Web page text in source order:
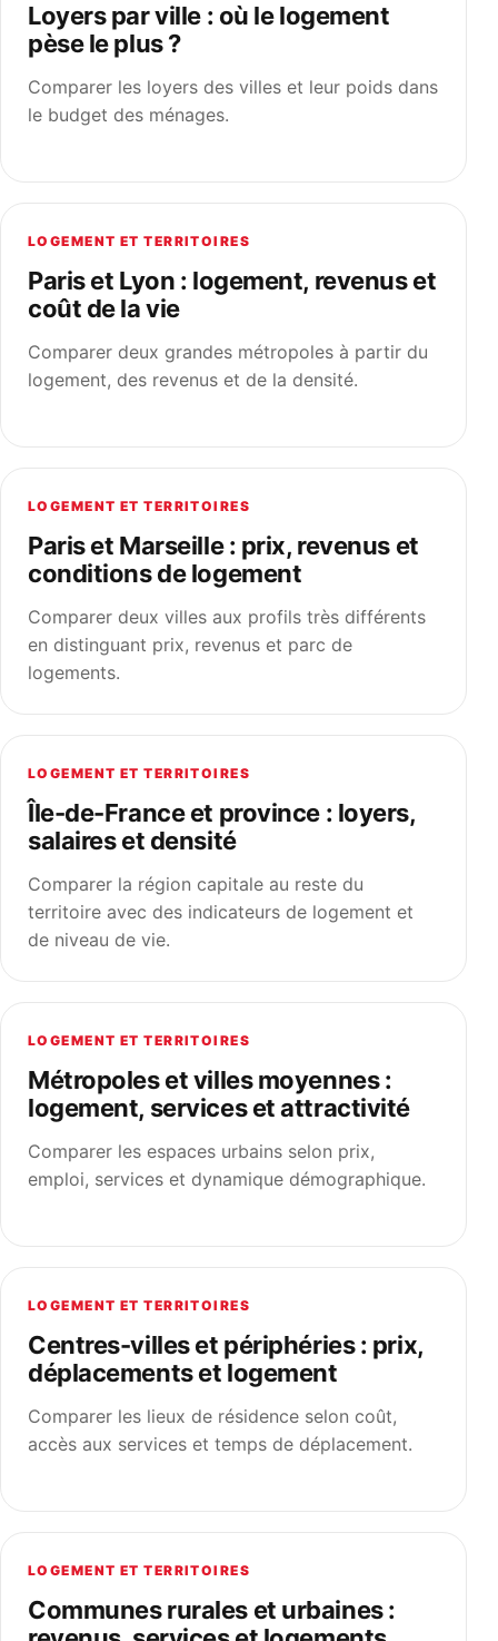
Loyers par ville : où le logement
pèse le plus ?
Comparer les loyers des villes et leur poids dans
le budget des ménages.
LOGEMENT ET TERRITOIRES
Paris et Lyon : logement, revenus et
coût de la vie
Comparer deux grandes métropoles à partir du
logement, des revenus et de la densité.
LOGEMENT ET TERRITOIRES
Paris et Marseille : prix, revenus et
conditions de logement
Comparer deux villes aux profils très différents
en distinguant prix, revenus et parc de
logements.
LOGEMENT ET TERRITOIRES
Île-de-France et province : loyers,
salaires et densité
Comparer la région capitale au reste du
territoire avec des indicateurs de logement et
de niveau de vie.
LOGEMENT ET TERRITOIRES
Métropoles et villes moyennes :
logement, services et attractivité
Comparer les espaces urbains selon prix,
emploi, services et dynamique démographique.
LOGEMENT ET TERRITOIRES
Centres-villes et périphéries : prix,
déplacements et logement
Comparer les lieux de résidence selon coût,
accès aux services et temps de déplacement.
LOGEMENT ET TERRITOIRES
Communes rurales et urbaines :